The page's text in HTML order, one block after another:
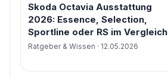
Skoda Octavia Ausstattung
2026: Essence, Selection,
Sportline oder RS im Vergleich
Ratgeber & Wissen · 12.05.2026